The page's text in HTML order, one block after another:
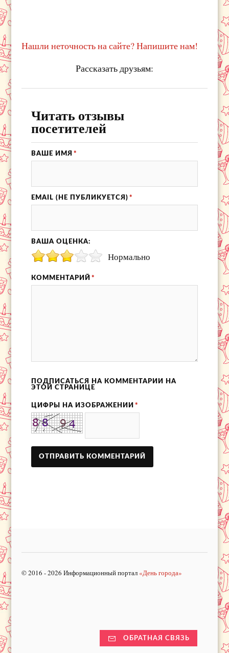
Нашли неточность на сайте? Напишите нам!
Рассказать друзьям:
Читать отзывы
посетителей
ВАШЕ ИМЯ *
EMAIL (НЕ ПУБЛИКУЕТСЯ) *
ВАША ОЦЕНКА:
Нормально
КОММЕНТАРИЙ *
ПОДПИСАТЬСЯ НА КОММЕНТАРИИ НА
ЭТОЙ СТРАНИЦЕ
ЦИФРЫ НА ИЗОБРАЖЕНИИ *
© 2016 - 2026 Информационный портал «День города»
ОБРАТНАЯ СВЯЗЬ